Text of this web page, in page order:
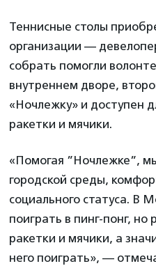
Теннисные столы
организации —
собрать помогли
внутреннем дворе,
«Ночлежку» и доступен
ракетки и мячики.
«Помогая ”Ночлежке”,
городской среды,
социального статуса. В
поиграть в пинг-понг,
ракетки и мячики, а
него поиграть», —